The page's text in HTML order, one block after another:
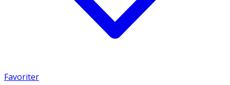
Favoriter